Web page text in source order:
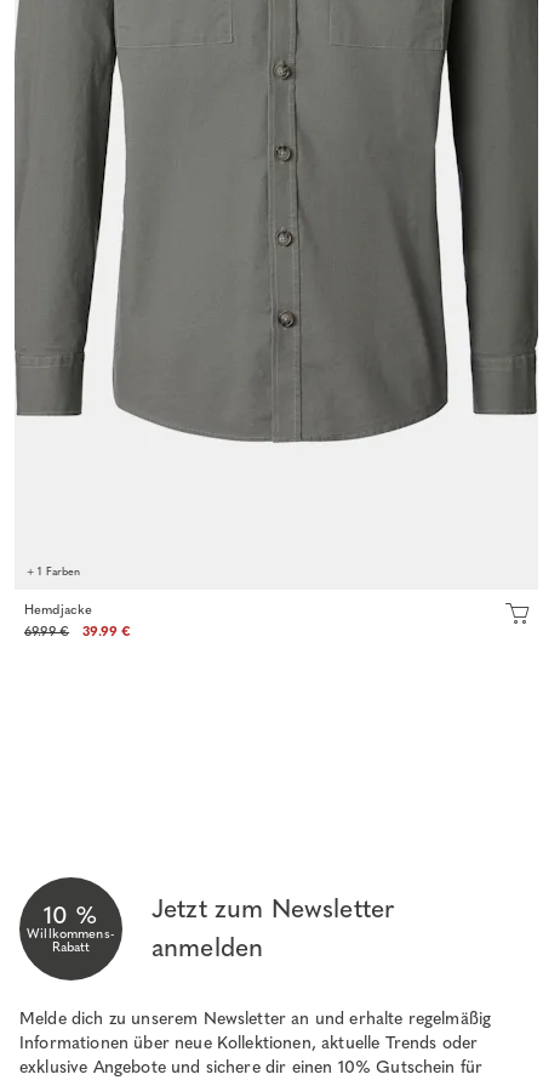
+ 1 Farben
Hemdjacke
69.99 €
39.99 €
10 %
Willkommens-
Rabatt
Jetzt zum Newsletter
anmelden
Melde dich zu unserem Newsletter an und erhalte regelmäßig
Informationen über neue Kollektionen, aktuelle Trends oder
exklusive Angebote und sichere dir einen 10% Gutschein für